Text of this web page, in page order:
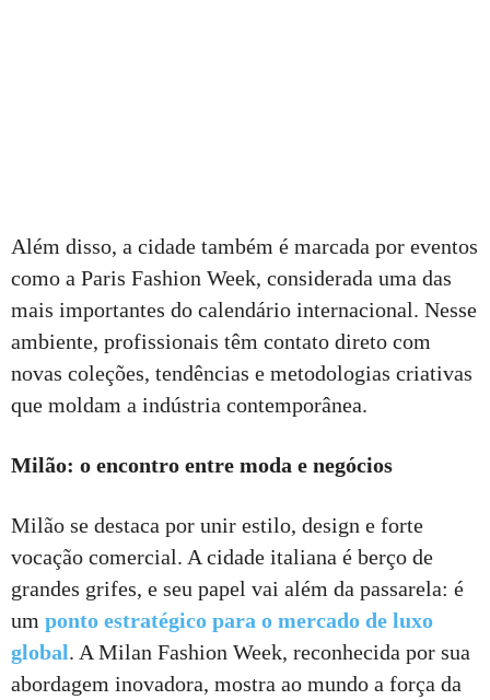
Além disso, a cidade também é marcada por eventos
como a Paris Fashion Week, considerada uma das
mais importantes do calendário internacional. Nesse
ambiente, profissionais têm contato direto com
novas coleções, tendências e metodologias criativas
que moldam a indústria contemporânea.
Milão: o encontro entre moda e negócios
Milão se destaca por unir estilo, design e forte
vocação comercial. A cidade italiana é berço de
grandes grifes, e seu papel vai além da passarela: é
um ponto estratégico para o mercado de luxo
global. A Milan Fashion Week, reconhecida por sua
abordagem inovadora, mostra ao mundo a força da